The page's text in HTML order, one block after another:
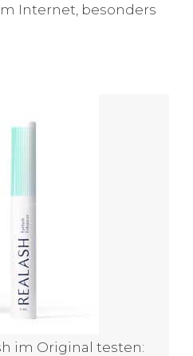
Internet, besonders
im Original testen: